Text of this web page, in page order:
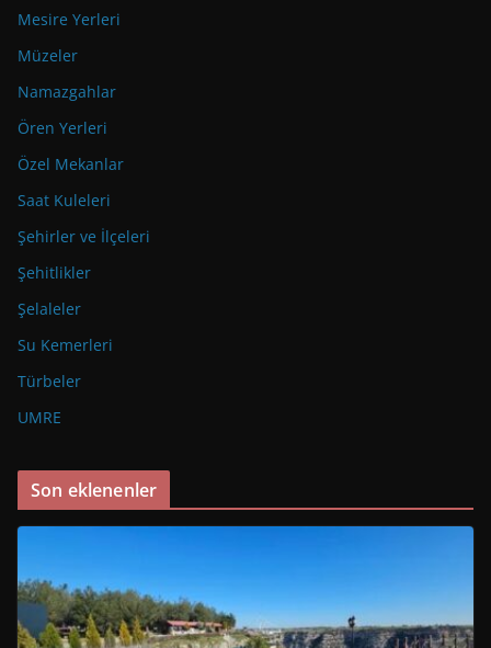
Mesire Yerleri
Müzeler
Namazgahlar
Ören Yerleri
Özel Mekanlar
Saat Kuleleri
Şehirler ve İlçeleri
Şehitlikler
Şelaleler
Su Kemerleri
Türbeler
UMRE
Son eklenenler